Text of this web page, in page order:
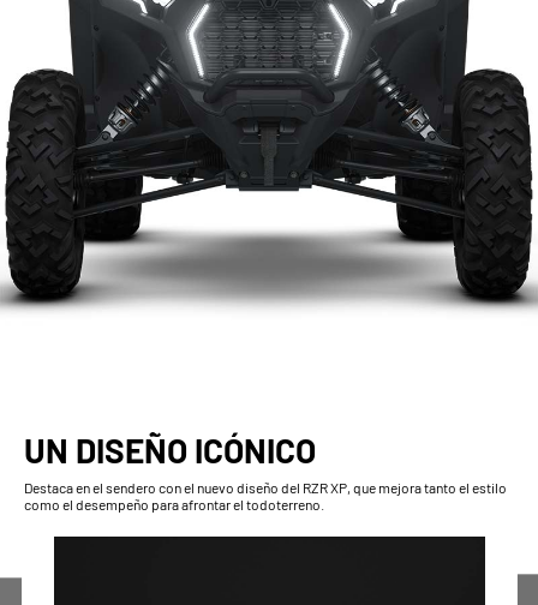
UN DISEÑO ICÓNICO
Destaca en el sendero con el nuevo diseño del RZR XP, que mejora tanto el estilo
como el desempeño para afrontar el todoterreno.